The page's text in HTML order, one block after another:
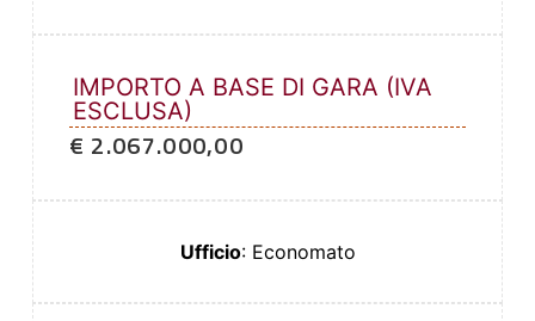
IMPORTO A BASE DI GARA (IVA
ESCLUSA)
€ 2.067.000,00
Ufficio: Economato